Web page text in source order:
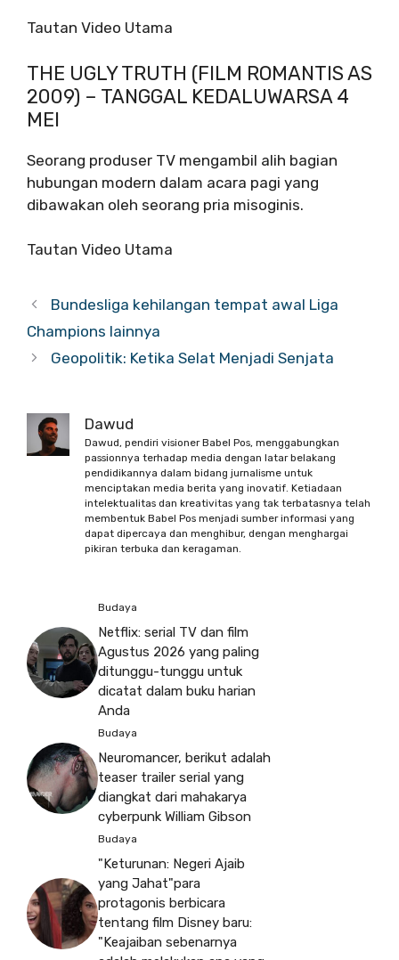
Tautan Video Utama
THE UGLY TRUTH (FILM ROMANTIS AS
2009) – TANGGAL KEDALUWARSA 4
MEI
Seorang produser TV mengambil alih bagian
hubungan modern dalam acara pagi yang
dibawakan oleh seorang pria misoginis.
Tautan Video Utama
Bundesliga kehilangan tempat awal Liga
Champions lainnya
Geopolitik: Ketika Selat Menjadi Senjata
Dawud
Dawud, pendiri visioner Babel Pos, menggabungkan
passionnya terhadap media dengan latar belakang
pendidikannya dalam bidang jurnalisme untuk
menciptakan media berita yang inovatif. Ketiadaan
intelektualitas dan kreativitas yang tak terbatasnya telah
membentuk Babel Pos menjadi sumber informasi yang
dapat dipercaya dan menghibur, dengan menghargai
pikiran terbuka dan keragaman.
Budaya
Netflix: serial TV dan film
Agustus 2026 yang paling
ditunggu-tunggu untuk
dicatat dalam buku harian
Anda
Budaya
Neuromancer, berikut adalah
teaser trailer serial yang
diangkat dari mahakarya
cyberpunk William Gibson
Budaya
"Keturunan: Negeri Ajaib
yang Jahat"para
protagonis berbicara
tentang film Disney baru:
"Keajaiban sebenarnya